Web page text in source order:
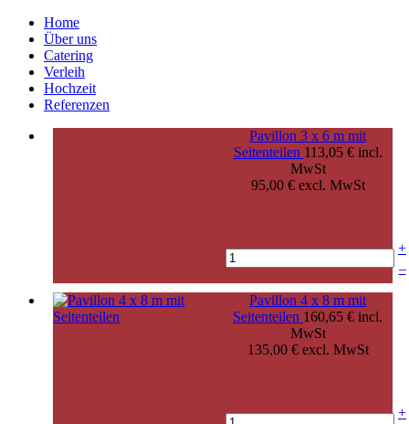
Home
Über uns
Catering
Verleih
Hochzeit
Referenzen
Pavillon 3 x 6 m mit
Seitenteilen 113,05 € incl.
MwSt
95,00 € excl. MwSt
+
–
Pavillon 4 x 8 m mit
Seitenteilen 160,65 € incl.
MwSt
135,00 € excl. MwSt
+